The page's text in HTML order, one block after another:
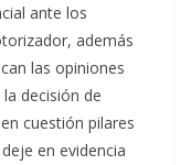
ante los
además
las opiniones
decisión de
cuestión pilares
en evidencia